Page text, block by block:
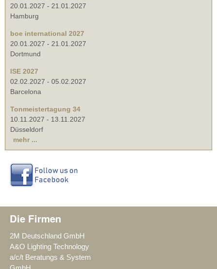
20.01.2027 - 21.01.2027
Hamburg
boe international 2027
20.01.2027 - 21.01.2027
Dortmund
ISE 2027
02.02.2027 - 05.02.2027
Barcelona
Tonmeistertagung 34
10.11.2027 - 13.11.2027
Düsseldorf
mehr ...
Die Firmen
2M Deutschland GmbH
A&O Lighting Technology
a/c/t Beratungs & System